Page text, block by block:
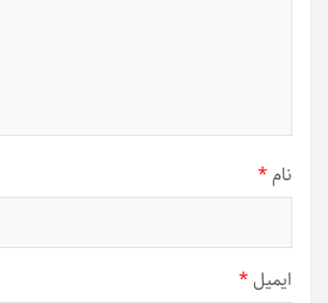
نام*
ایمیل*